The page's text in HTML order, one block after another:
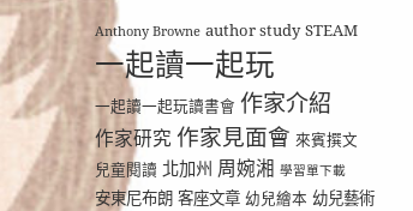
Anthony Browne author study STEAM
一起讀一起玩
一起讀一起玩讀書會 作家介紹
作家研究 作家見面會 來賓撰文
兒童閱讀 北加州 周婉湘 學習單下載
安東尼布朗 客座文章 幼兒繪本 幼兒藝術